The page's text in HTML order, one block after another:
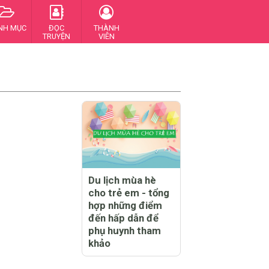
MỤC
ĐỌC
TRUYỆN
THÀNH
VIÊN
Du lịch mùa hè
cho trẻ em - tổng
hợp những điểm
đến hấp dẫn để
phụ huynh tham
khảo